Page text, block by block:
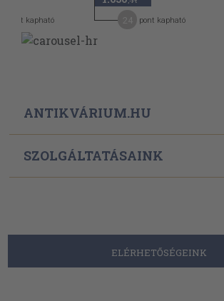
pont kapható pont kapható
ANTIKVÁRIUM.HU
SZOLGÁLTATÁSAINK
ELÉRHETŐSÉGEINK